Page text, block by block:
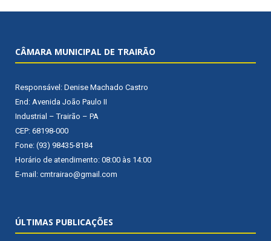
CÂMARA MUNICIPAL DE TRAIRÃO
Responsável: Denise Machado Castro
End: Avenida João Paulo II
Industrial – Trairão – PA
CEP: 68198-000
Fone: (93) 98435-8184
Horário de atendimento: 08:00 às 14:00
E-mail: cmtrairao@gmail.com
ÚLTIMAS PUBLICAÇÕES